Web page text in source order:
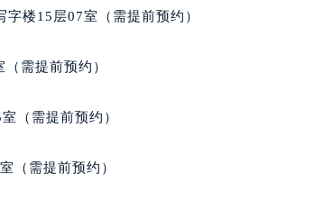
口萧邦售后服务中心（需提前预约）
维修授权店1楼萧邦售后服务中心（需提前预约）
座6层602室萧邦售后服务中心（需提前预约）
萧邦售后服务中心（需提前预约）
楼15层07室（需提前预约）
需提前预约）
（需提前预约）
（需提前预约）